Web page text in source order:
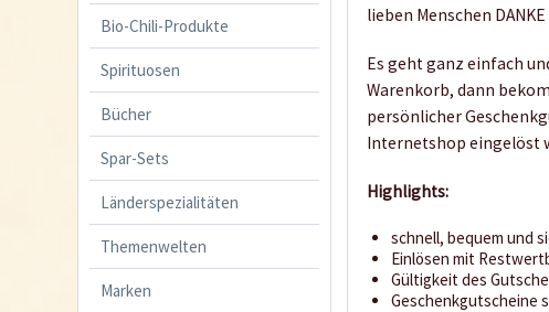
Bio-Chili-Produkte
Spirituosen
Bücher
Spar-Sets
Länderspezialitäten
Themenwelten
Marken
lieben Menschen
Es geht ganz einfach
Warenkorb, dann
persönlicher
Internetshop eingelöst
Highlights:
schnell, bequem und
Einlösen mit
Gültigkeit des
Geschenkgutscheine